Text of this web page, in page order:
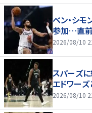
ベン・シモ
参加…直
2026/08/10
スパーズ
エドワー
2026/08/10